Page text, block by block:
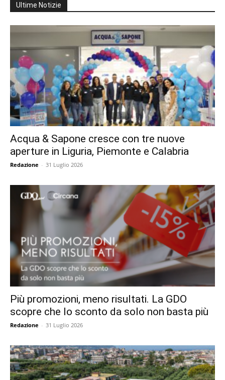
Ultime Notizie
Acqua & Sapone cresce con tre nuove
aperture in Liguria, Piemonte e Calabria
Redazione - 31 Luglio 2026
Più promozioni, meno risultati. La GDO
scopre che lo sconto da solo non basta più
Redazione - 31 Luglio 2026